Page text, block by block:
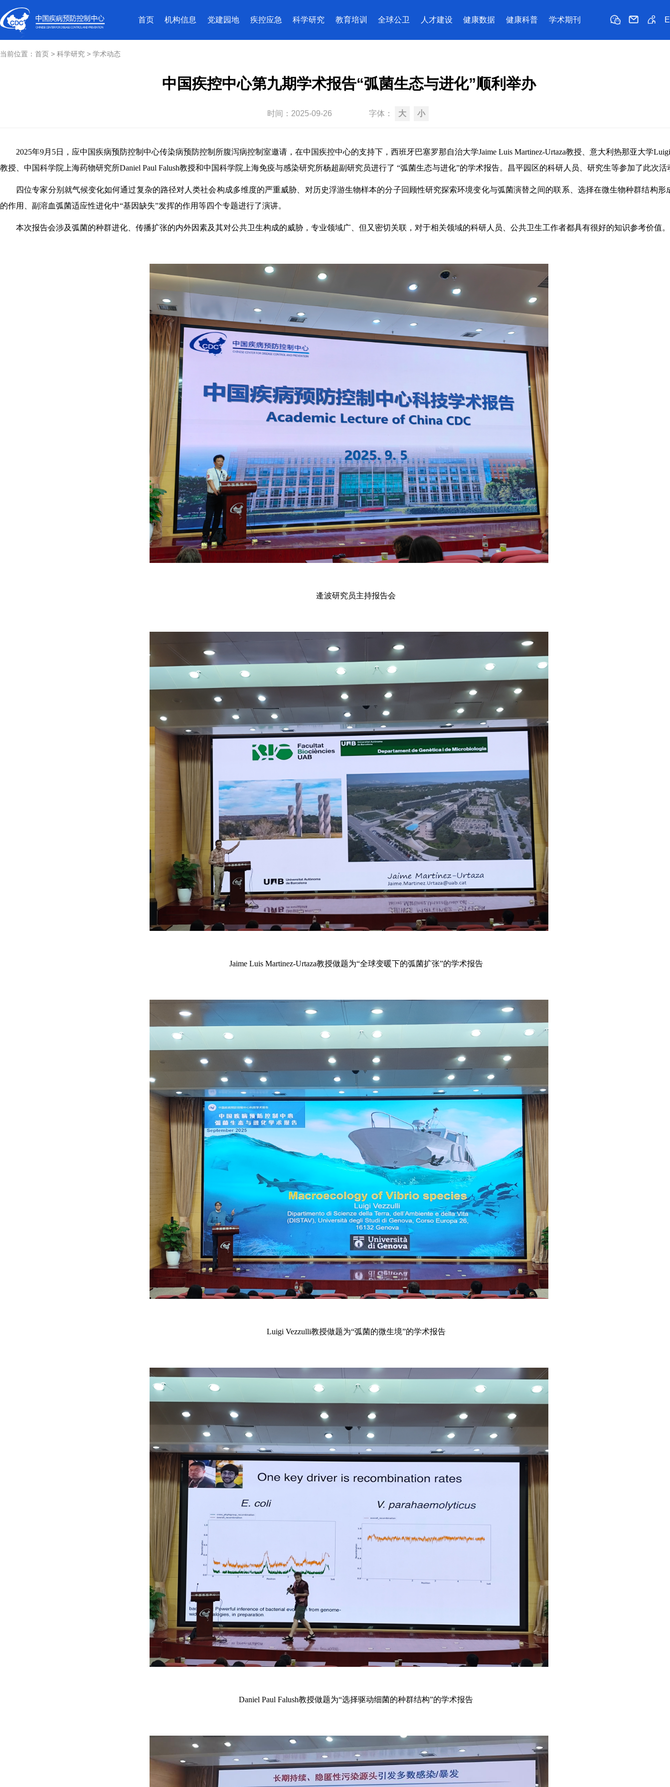
首页 机构信息 党建园地 疾控应急 科学研究 教育培训 全球公卫 人才建设 健康数据 健康科普 学术期刊
当前位置： 首页 > 科学研究 > 学术动态
中国疾控中心第九期学术报告“弧菌生态与进化”顺利举办
时间： 2025-09-26 字体： 大 小
2025年9月5日，应中国疾病预防控制中心传染病预防控制所腹泻病控制室邀请，在中国疾控中心的支持下，西班牙巴塞罗那自治大学Jaime Luis Martinez-Urtaza教授、意大利热那亚大学
教授、中国科学院上海药物研究所Daniel Paul Falush教授和中国科学院上海免疫与感染研究所杨超副研究员进行了 “弧菌生态与进化”的学术报告。昌平园区的科研人员、研究生等参加了此次活
四位专家分别就气候变化如何通过复杂的路径对人类社会构成多维度的严重威胁 、对历史浮游生物样本的分子回顾性研究探索环境变化与弧菌演替之间的联系、选择在微生物种群结构形
的作用、副溶血弧菌适应性进化中“基因缺失”发挥的作用等四个专题进行了演讲。
本次报告会涉及弧菌的种群进化、传播扩张的内外因素及其对公共卫生构成的威胁，专业领域广、但又密切关联，对于相关领域的科研人员、公共卫生工作者都具有很好的知识参考价值。
逄波研究员主持报告会
Jaime Luis Martinez-Urtaza教授做题为“全球变暖下的弧菌扩张”的学术报告
Luigi Vezzulli教授做题为“弧菌的微生境”的学术报告
Daniel Paul Falush教授做题为“选择驱动细菌的种群结构”的学术报告